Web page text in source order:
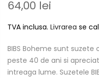
64,00 lei
TVA inclusa. Livrarea se
BIBS Boheme sunt suzete
peste 40 de ani si
intreaga lume. Suzetele